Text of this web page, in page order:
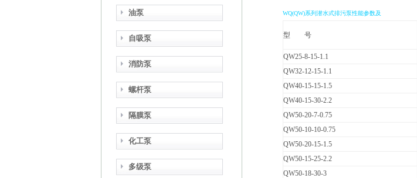
油泵
自吸泵
消防泵
螺杆泵
隔膜泵
化工泵
多级泵
WQ(QW)系列潜水式排污泵性能参数及
型 号
QW25-8-15-1.1
QW32-12-15-1.1
QW40-15-15-1.5
QW40-15-30-2.2
QW50-20-7-0.75
QW50-10-10-0.75
QW50-20-15-1.5
QW50-15-25-2.2
QW50-18-30-3